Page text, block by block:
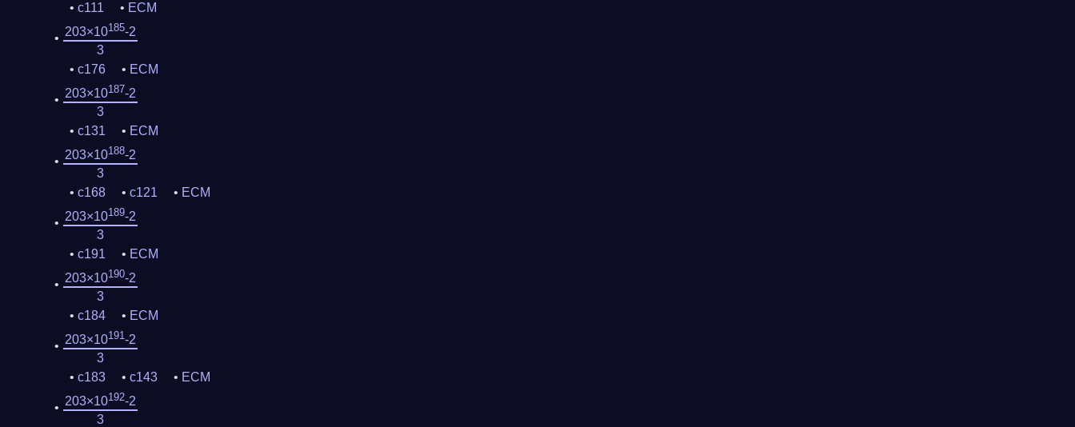
c111
ECM
203×10185-2
3
c176
ECM
203×10187-2
3
c131
ECM
203×10188-2
3
c168
c121
ECM
203×10189-2
3
c191
ECM
203×10190-2
3
c184
ECM
203×10191-2
3
c183
c143
ECM
203×10192-2
3